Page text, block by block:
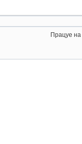
Працуе на